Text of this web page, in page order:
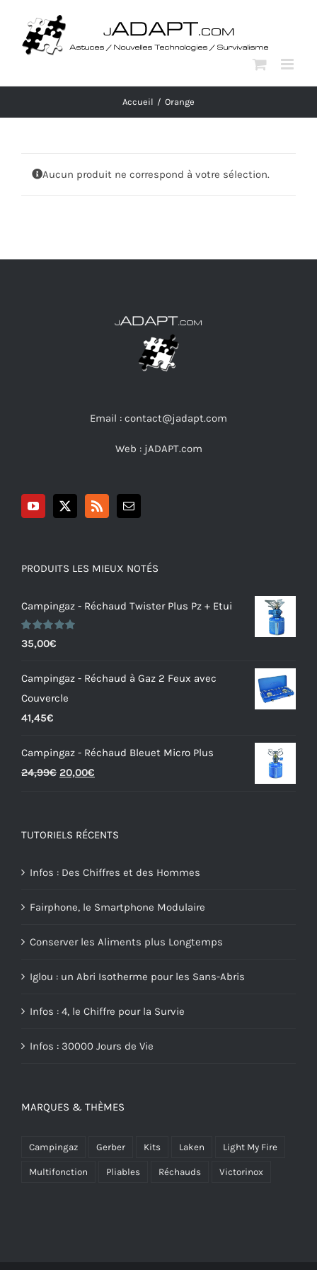
contenu
Accueil Orange
Aucun produit ne correspond à votre sélection.
Email : contact@jadapt.com
Web : jADAPT.com
PRODUITS LES MIEUX NOTÉS
Campingaz - Réchaud Twister Plus Pz + Etui
Note5.00
sur 5
35,00€
Campingaz - Réchaud à Gaz 2 Feux avec
Couvercle
41,45€
Campingaz - Réchaud Bleuet Micro Plus
24,99€ Le
était :
20,00€
est :
TUTORIELS RÉCENTS
Infos : Des Chiffres et des Hommes
Fairphone, le Smartphone Modulaire
Conserver les Aliments plus Longtemps
Iglou : un Abri Isotherme pour les Sans-Abris
Infos : 4, le Chiffre pour la Survie
Infos : 30000 Jours de Vie
MARQUES & THÈMES
Campingaz Gerber Kits Laken Light My Fire
Multifonction Pliables Réchauds Victorinox